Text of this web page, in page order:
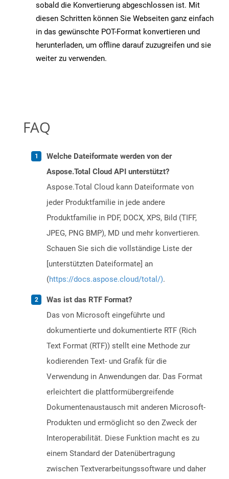
sobald die Konvertierung abgeschlossen ist. Mit
diesen Schritten können Sie Webseiten ganz einfach
in das gewünschte POT-Format konvertieren und
herunterladen, um offline darauf zuzugreifen und sie
weiter zu verwenden.
FAQ
Welche Dateiformate werden von der
Aspose.Total Cloud API unterstützt?
Aspose.Total Cloud kann Dateiformate von
jeder Produktfamilie in jede andere
Produktfamilie in PDF, DOCX, XPS, Bild (TIFF,
JPEG, PNG BMP), MD und mehr konvertieren.
Schauen Sie sich die vollständige Liste der
[unterstützten Dateiformate] an
(https://docs.aspose.cloud/total/).
Was ist das RTF Format?
Das von Microsoft eingeführte und
dokumentierte und dokumentierte RTF (Rich
Text Format (RTF)) stellt eine Methode zur
kodierenden Text- und Grafik für die
Verwendung in Anwendungen dar. Das Format
erleichtert die plattformübergreifende
Dokumentenaustausch mit anderen Microsoft-
Produkten und ermöglicht so den Zweck der
Interoperabilität. Diese Funktion macht es zu
einem Standard der Datenübertragung
zwischen Textverarbeitungssoftware und daher